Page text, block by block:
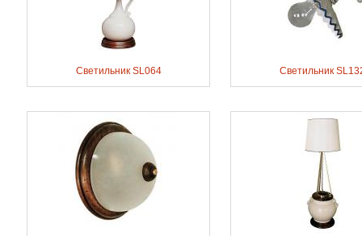
Светильник SL064 Светильник